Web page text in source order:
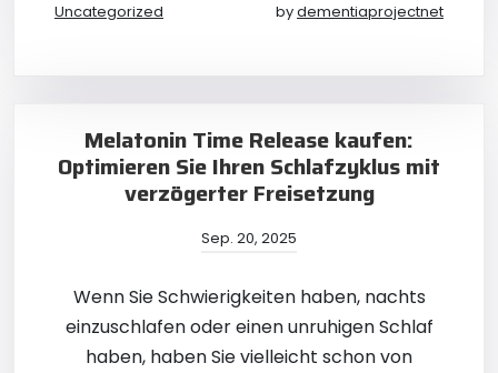
Uncategorized bydementiaprojectnet
Melatonin Time Release kaufen:
Optimieren Sie Ihren Schlafzyklus mit
verzögerter Freisetzung
Sep. 20, 2025
Wenn Sie Schwierigkeiten haben, nachts
einzuschlafen oder einen unruhigen Schlaf
haben, haben Sie vielleicht schon von